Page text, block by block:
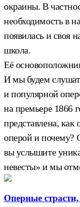
окраины. В
необходимость в
появилась и своя
школа.
Её
И мы будем
и популярной
на премьере 1866
представлена, как
оперой и почему?
вы услышите
невесты» и мы
Оперные